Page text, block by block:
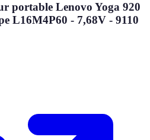
portable Lenovo Yoga 920
L16M4P60 - 7,68V - 9110